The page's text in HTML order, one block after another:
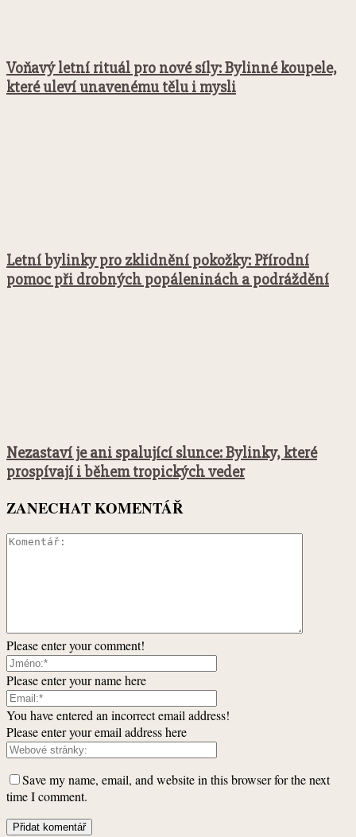
Voňavý letní rituál pro nové síly: Bylinné koupele,
které uleví unavenému tělu i mysli
Letní bylinky pro zklidnění pokožky: Přírodní
pomoc při drobných popáleninách a podráždění
Nezastaví je ani spalující slunce: Bylinky, které
prospívají i během tropických veder
ZANECHAT KOMENTÁŘ
Please enter your comment!
Please enter your name here
You have entered an incorrect email address!
Please enter your email address here
Save my name, email, and website in this browser for the next
time I comment.